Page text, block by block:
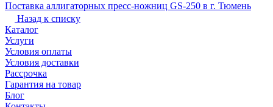
Поставка аллигаторных пресс-ножниц GS-250 в г. Тюмень
Назад к списку
Каталог
Услуги
Условия оплаты
Условия доставки
Рассрочка
Гарантия на товар
Блог